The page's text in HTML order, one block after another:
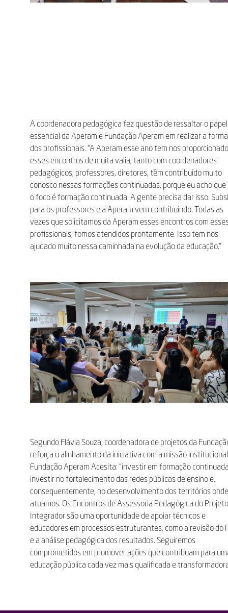
A coordenadora pedagógica fez questão de ressaltar o papel
essencial da Aperam e Fundação Aperam em realizar a
dos profissionais. “A Aperam esse ano tem nos
esses encontros de muita valia, tanto com coordenadores
pedagógicos, professores, diretores, têm contribuído muito
conosco nessas formações continuadas, porque eu acho que
o foco é formação continuada. A gente precisa dar isso.
para os professores e a Aperam vem contribuindo. Todas as
vezes que solicitamos da Aperam esses encontros com
profissionais, fomos atendidos prontamente. Isso tem nos
ajudado muito nessa caminhada na evolução da educação.”
Segundo Flávia Souza, coordenadora de projetos da
reforça o alinhamento da iniciativa com a missão
Fundação Aperam Acesita: “investir em formação
investir no fortalecimento das redes públicas de ensino e,
consequentemente, no desenvolvimento dos territórios
atuamos. Os Encontros de Assessoria Pedagógica do
Integrador são uma oportunidade de apoiar técnicos e
educadores em processos estruturantes, como a revisão do
e a análise pedagógica dos resultados. Seguiremos
comprometidos em promover ações que contribuam para
educação pública cada vez mais qualificada e